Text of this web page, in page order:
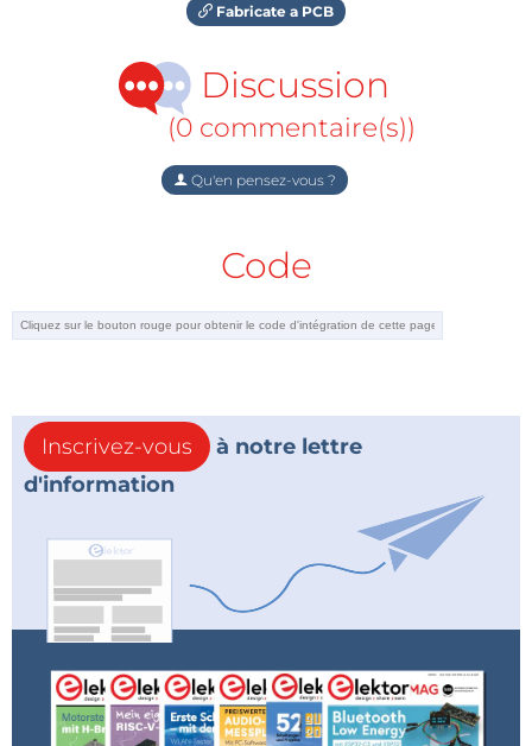
Fabricate a PCB
Discussion
(0 commentaire(s))
Qu'en pensez-vous ?
Code
Inscrivez-vous
à notre lettre
d'information